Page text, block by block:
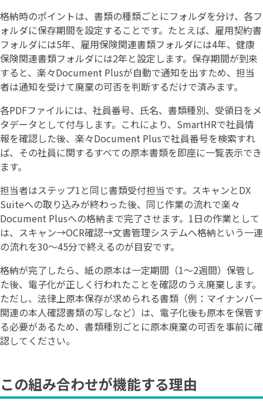
格納時のポイントは、書類の種類ごとにフォルダを分け、各フ
ォルダに保存期間を設定することです。たとえば、雇用契約書
フォルダには5年、雇用保険関連書類フォルダには4年、健康
保険関連書類フォルダには2年と設定します。保存期間が到来
すると、楽々Document Plusが自動で通知を出すため、担当
者は通知を受けて廃棄の可否を判断するだけで済みます。
各PDFファイルには、社員番号、氏名、書類種別、受領日をメ
タデータとして付与します。これにより、SmartHRで社員情
報を確認した後、楽々Document Plusで社員番号を検索すれ
ば、その社員に関するすべての原本書類を即座に一覧表示でき
ます。
担当者はステップ1と同じ書類受付担当です。スキャンとDX
Suiteへの取り込みが終わった後、同じ作業の流れで楽々
Document Plusへの格納まで完了させます。1日の作業として
は、スキャン→OCR確認→文書管理システムへ格納という一連
の流れを30〜45分で終えるのが目安です。
格納が完了したら、紙の原本は一定期間（1〜2週間）保管し
た後、電子化が正しく行われたことを確認のうえ廃棄します。
ただし、法律上原本保存が求められる書類（例：マイナンバー
関連の本人確認書類の写しなど）は、電子化後も原本を保管す
る必要があるため、書類種別ごとに原本廃棄の可否を事前に確
認してください。
この組み合わせが機能する理由